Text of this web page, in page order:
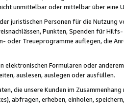
unmittelbar oder mittelbar über eine
juristischen Personen für die Nutzung
Punkten, Spenden für
oder Treueprogramme auflegen, die
elektronischen Formularen oder
auslesen, auslegen oder ausfüllen.
die unsere Kunden im
abfragen, erheben, einholen,